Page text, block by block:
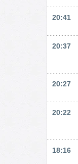
20:41
20:37
20:27
20:22
18:16